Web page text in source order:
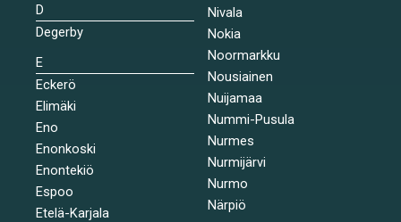
D
Degerby
E
Eckerö
Elimäki
Eno
Enonkoski
Enontekiö
Espoo
Etelä-Karjala
Nivala
Nokia
Noormarkku
Nousiainen
Nuijamaa
Nummi-Pusula
Nurmes
Nurmijärvi
Nurmo
Närpiö